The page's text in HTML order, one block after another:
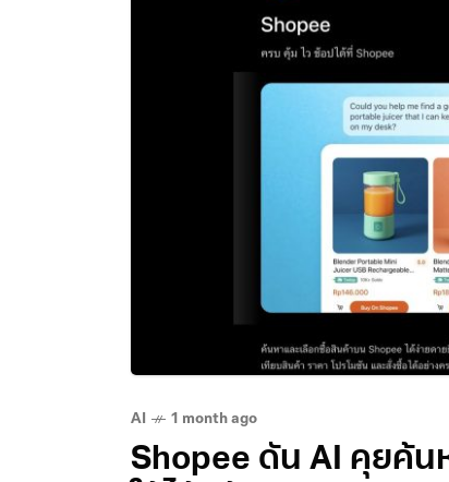
AI 1 month ago
Shopee ดัน AI คุยค้น